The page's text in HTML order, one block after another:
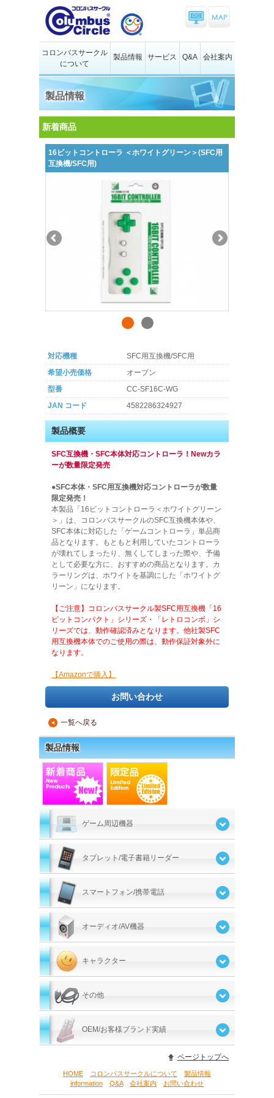
コロンバスサークル
について
製品情報 サービス Q&A 会社案内
製品情報
新着商品
16ビットコントローラ ＜ホワイトグリーン＞(SFC用
互換機/SFC用)
対応機種
SFC用互換機/SFC用
希望小売価格
オープン
型番
CC-SF16C-WG
JAN コード
4582286324927
製品概要
SFC互換機・SFC本体対応コントローラ！Newカラ
ーが数量限定発売
●SFC本体・SFC用互換機対応コントローラが数量
限定発売！
本製品「16ビットコントローラ＜ホワイトグリーン
＞」は、コロンバスサークルのSFC互換機本体や、
SFC本体に対応した「ゲームコントローラ」単品商
品となります。もともと利用していたコントローラ
が壊れてしまったり、無くしてしまった際や、予備
として必要な方に、おすすめの商品となります。カ
ラーリングは、ホワイトを基調にした「ホワイトグ
リーン」になります。
【ご注意】コロンバスサークル製SFC用互換機「16
ビットコンパクト」シリーズ・「レトロコンボ」シ
リーズでは、動作確認済みとなります。他社製SFC
用互換機本体でのご使用の際は、動作保証対象外に
なります。
【Amazonで購入】
お問い合わせ
▲ 一覧へ戻る
製品情報
ゲーム周辺機器
タブレット/電子書籍リーダー
スマートフォン/携帯電話
オーディオ/AV機器
キャラクター
その他
OEM/お客様ブランド実績
ページトップへ
HOME コロンバスサークルについて
製品情報
information
Q&A 会社案内 お問い合わせ